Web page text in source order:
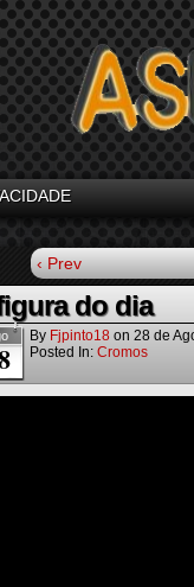
‹ Prev
do dia
By Fjpinto18 on 28 de
Posted In: Cromos